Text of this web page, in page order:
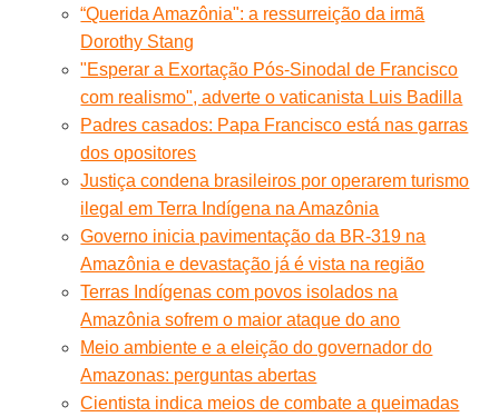
“Querida Amazônia": a ressurreição da irmã
Dorothy Stang
"Esperar a Exortação Pós-Sinodal de Francisco
com realismo", adverte o vaticanista Luis Badilla
Padres casados: Papa Francisco está nas garras
dos opositores
Justiça condena brasileiros por operarem turismo
ilegal em Terra Indígena na Amazônia
Governo inicia pavimentação da BR-319 na
Amazônia e devastação já é vista na região
Terras Indígenas com povos isolados na
Amazônia sofrem o maior ataque do ano
Meio ambiente e a eleição do governador do
Amazonas: perguntas abertas
Cientista indica meios de combate a queimadas